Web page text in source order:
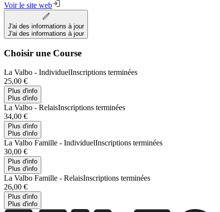
Voir le site web
J'ai des informations à jour
J'ai des informations à jour
Choisir une Course
La Valbo - IndividuelInscriptions terminées
25,00 €
Plus d'info
Plus d'info
La Valbo - RelaisInscriptions terminées
34,00 €
Plus d'info
Plus d'info
La Valbo Famille - IndividuelInscriptions terminées
30,00 €
Plus d'info
Plus d'info
La Valbo Famille - RelaisInscriptions terminées
26,00 €
Plus d'info
Plus d'info